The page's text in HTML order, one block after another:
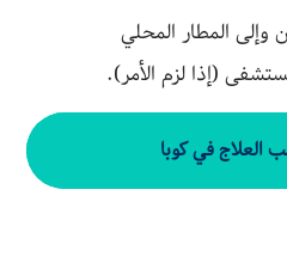
المطار المحلي
(إذا لزم الأمر).
العلاج في كوبا